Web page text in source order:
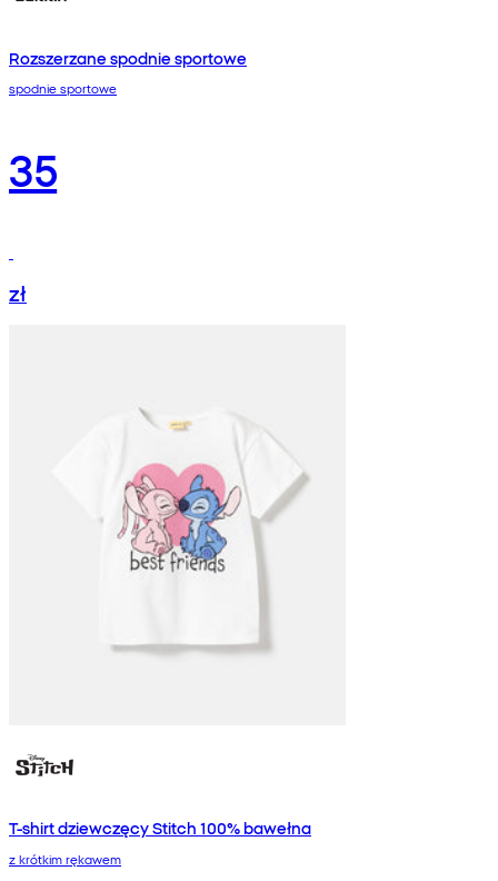
Rozszerzane spodnie sportowe
spodnie sportowe
35
zł
T-shirt dziewczęcy Stitch 100% bawełna
z krótkim rękawem